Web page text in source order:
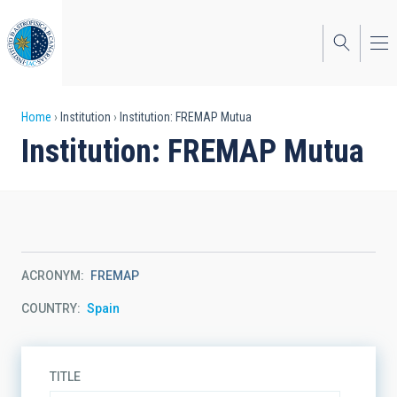
to
main
content
Breadcrumb
Home Institution Institution: FREMAP Mutua
Institution: FREMAP Mutua
ACRONYM FREMAP
COUNTRY Spain
TITLE